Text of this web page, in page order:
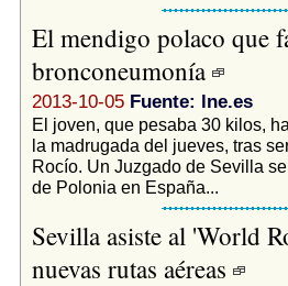
El mendigo polaco que
bronconeumonía
2013-10-05 Fuente: lne.es
El joven, que pesaba 30 kilos,
la madrugada del jueves, tras
Rocío. Un Juzgado de Sevilla
de Polonia en España...
Sevilla asiste al 'World
nuevas rutas aéreas